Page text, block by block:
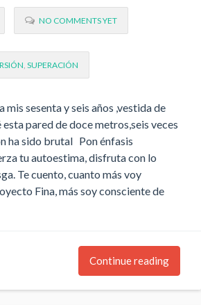
NO COMMENTS YET
, SUPERACIÓN
mis sesenta y seis años ,vestida de
pared de doce metros,seis veces
ha sido brutal Pon énfasis
tu autoestima, disfruta con lo
Te cuento, cuanto más voy
Fina, más soy consciente de
Continue reading